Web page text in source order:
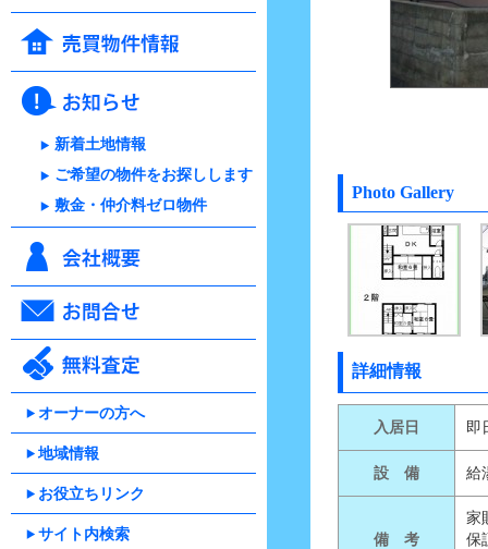
新着土地情報
ご希望の物件をお探しします
敷金・仲介料ゼロ物件
オーナーの方へ
地域情報
お役立ちリンク
サイト内検索
Photo Gallery
詳細情報
入居日 即
設 備 給
備 考
家
保